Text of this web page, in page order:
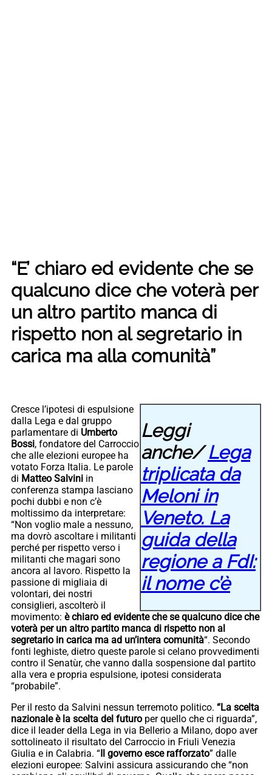
“E’ chiaro ed evidente che se
qualcuno dice che voterà per
un altro partito manca di
rispetto non al segretario in
carica ma alla comunità”
Leggi
anche/Lega
triplicata da
Meloni in
Veneto. La
guida della
regione a FdI:
il nome c’è
Cresce l’ipotesi di espulsione
dalla Lega e dal gruppo
parlamentare di Umberto
Bossi, fondatore del Carroccio
che alle elezioni europee ha
votato Forza Italia. Le parole
di Matteo Salvini in
conferenza stampa lasciano
pochi dubbi e non c’è
moltissimo da interpretare:
“Non voglio male a nessuno,
ma dovrò ascoltare i militanti
perché per rispetto verso i
militanti che magari sono
ancora al lavoro. Rispetto la
passione di migliaia di
volontari, dei nostri
consiglieri, ascolterò il
movimento: è chiaro ed evidente che se qualcuno dice che
voterà per un altro partito manca di rispetto non al
segretario in carica ma ad un’intera comunità“. Secondo
fonti leghiste, dietro queste parole si celano provvedimenti
contro il Senatùr, che vanno dalla sospensione dal partito
alla vera e propria espulsione, ipotesi considerata
“probabile”.
Per il resto da Salvini nessun terremoto politico. “La scelta
nazionale è la scelta del futuro per quello che ci riguarda”,
dice il leader della Lega in via Bellerio a Milano, dopo aver
sottolineato il risultato del Carroccio in Friuli Venezia
Giulia e in Calabria. “Il governo esce rafforzato” dalle
elezioni europee: Salvini assicura assicurando che “non